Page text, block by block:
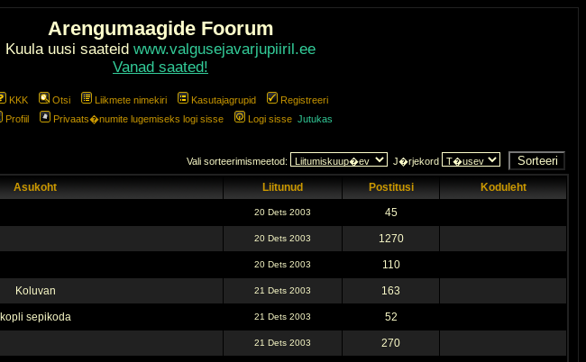
Arengumaagide Foorum
Kuula uusi saateid www.valgusejavarjupiiril.ee
Vanad saated!
KKK Otsi Liikmete nimekiri Kasutajagrupid
Registreeri
Profiil
Privaats�numite lugemiseks logi sisse Logi sisse Jutukas
Vali sorteerimismeetod: J�rjekord
Asukoht Liitunud Postitusi
Koduleht
20 Dets 2003 45
20 Dets 2003 1270
20 Dets 2003 110
Koluvan 21 Dets 2003 163
kopli sepikoda 21 Dets 2003 52
21 Dets 2003 270